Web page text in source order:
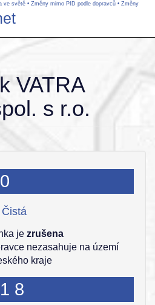
ve světě • Změny mimo PID podle dopravců • Změny
VATRA
s r.o.
je zrušena
nezasahuje na území
kraje